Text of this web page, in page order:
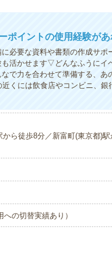
ポイントの使用経験が
必要な資料や書類の作成サポ
活かせます▽どんなふうにイ
で力を合わせて準備する、あ
くには飲食店やコンビニ、銀
ら徒歩8分／新富町(東京都)
の切替実績あり）